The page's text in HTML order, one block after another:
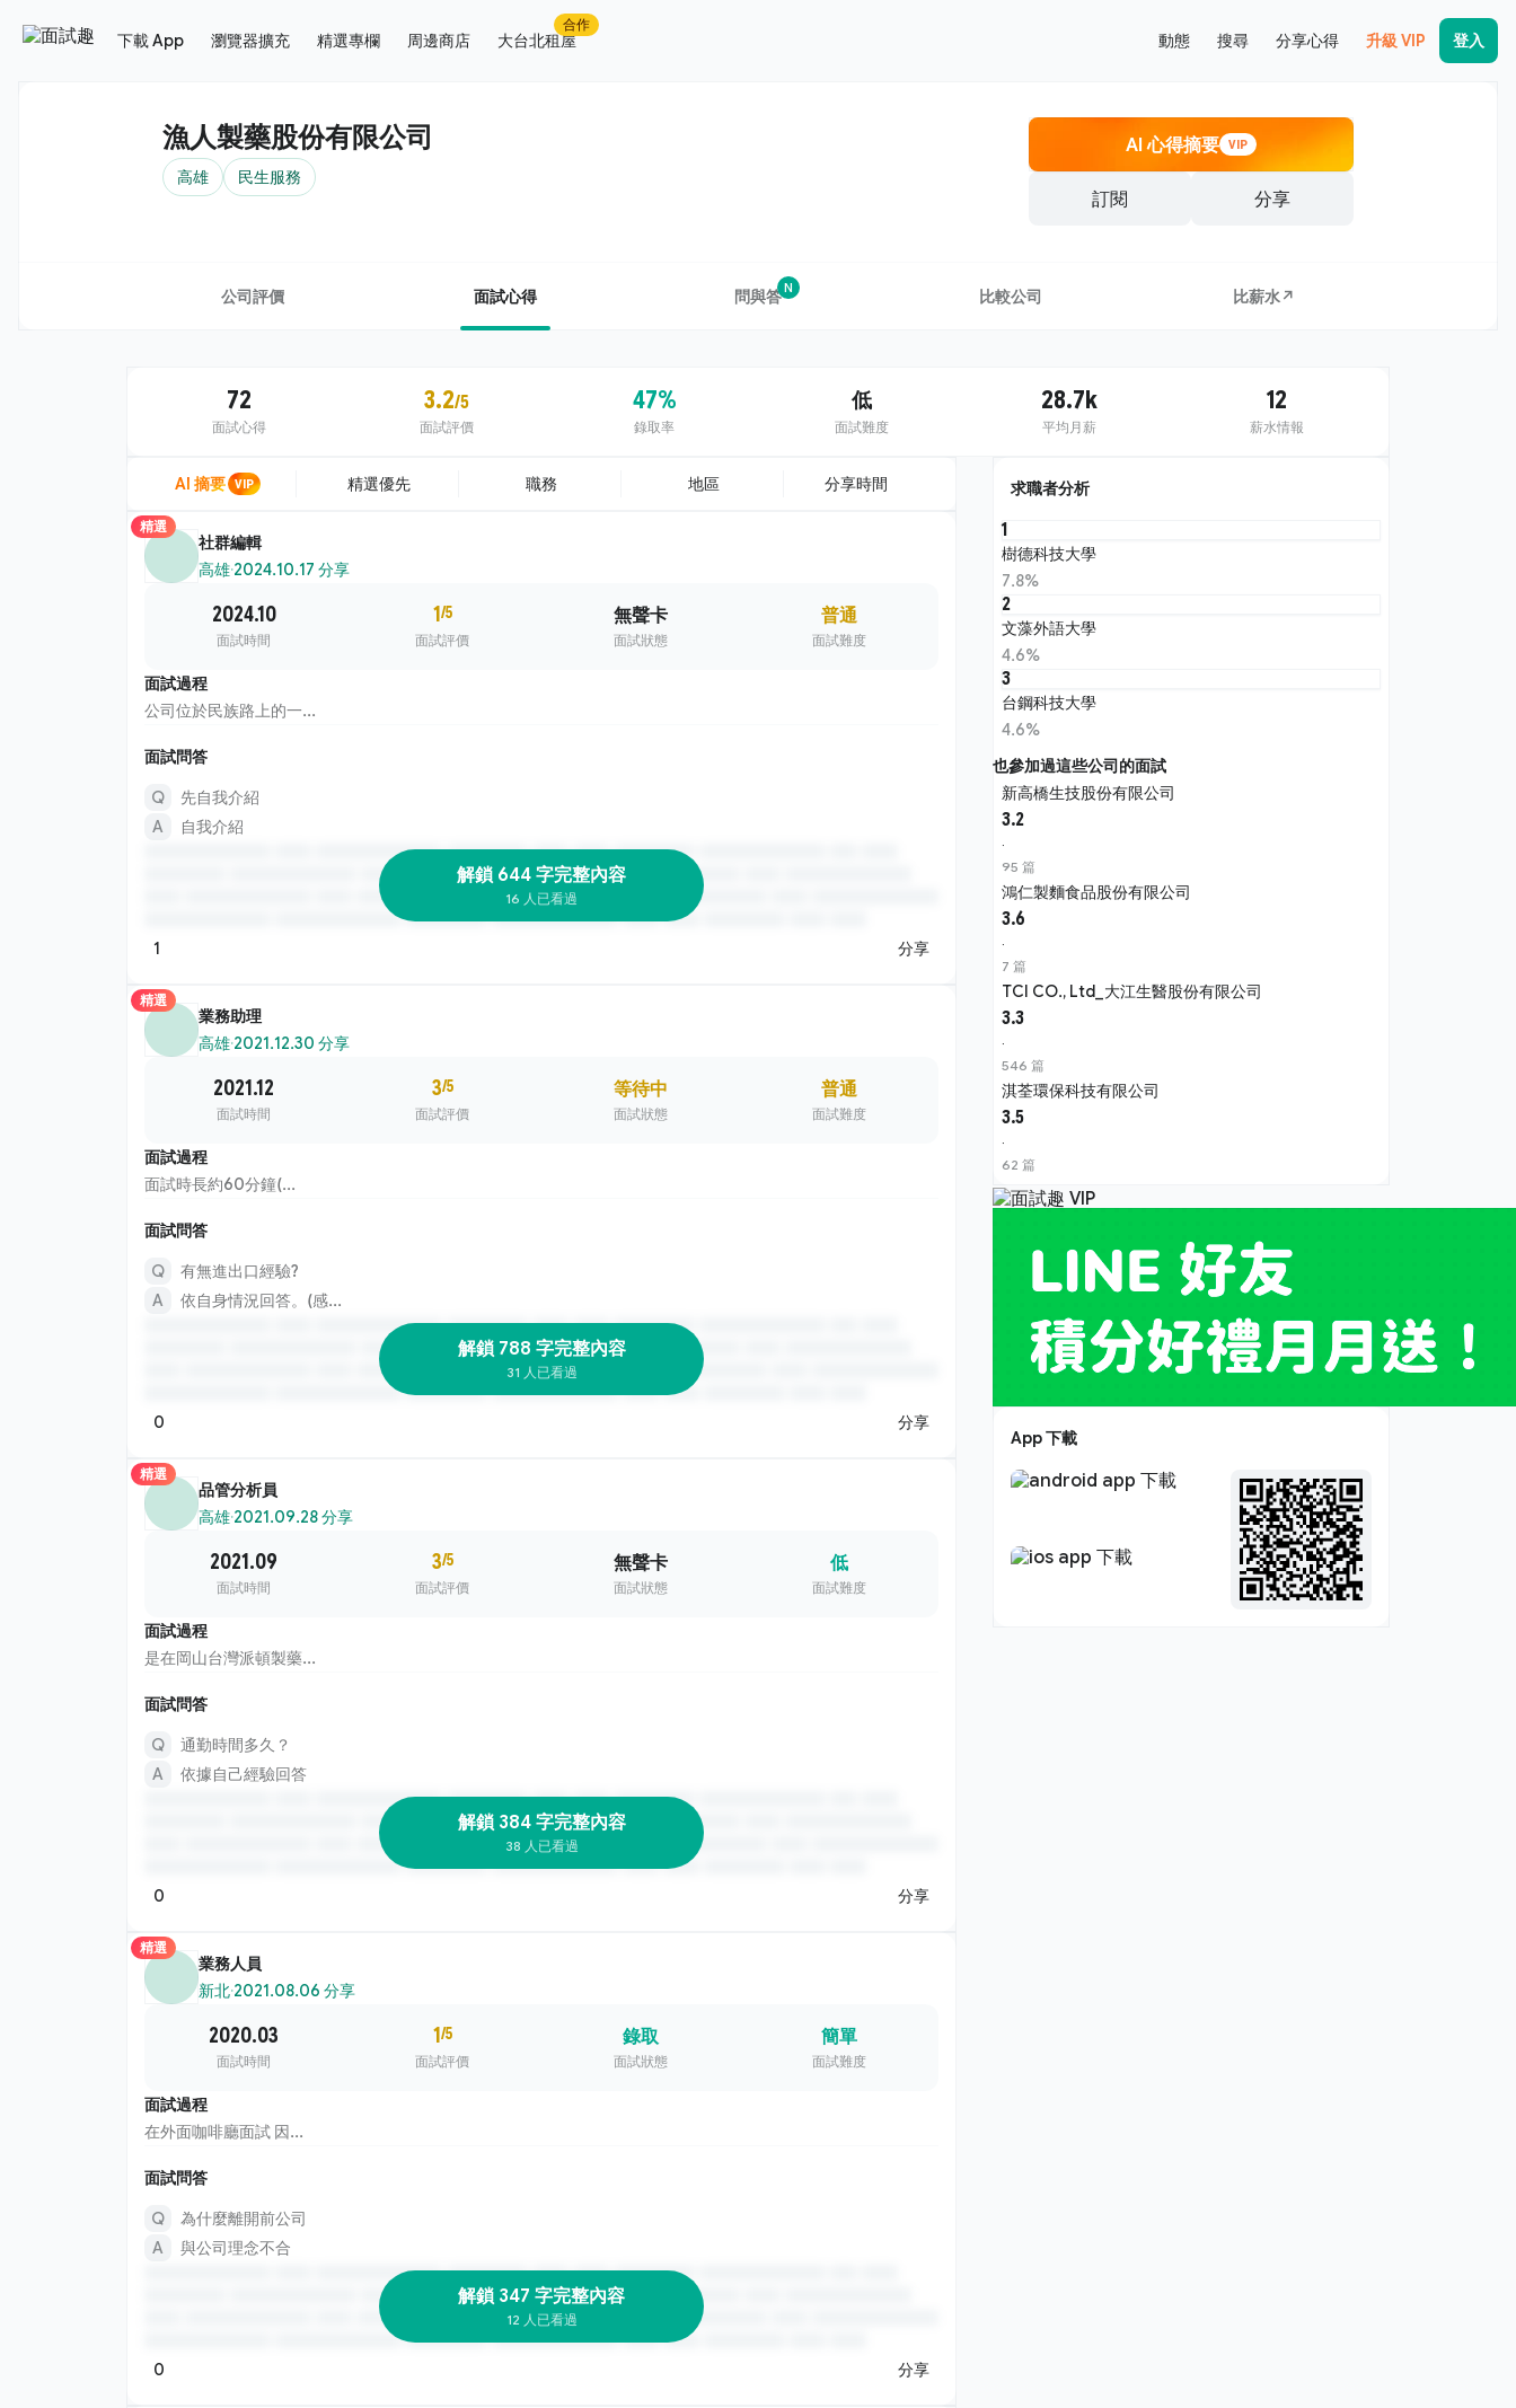
下載 App 瀏覽器擴充 精選專欄 周邊商店 大台北租屋
合作
動態 搜尋 分享心得 升級 VIP 登入
漁人製藥股份有限公司
高雄 民生服務
AI 心得摘要 VIP
訂閱 分享
公司評價 面試心得 問與答N 比較公司 比薪水↗
72
面試心得
3.2/5
面試評價
47%
錄取率
低
面試難度
28.7k
平均月薪
12
薪水情報
AI 摘要 VIP 職務 地區
精選
社群編輯
高雄·2024.10.17 分享
2024.10
面試時間
1/5
面試評價
無聲卡
面試狀態
普通
面試難度
面試過程
公司位於民族路上的一...
面試問答
先自我介紹
自我介紹
解鎖 644 字完整內容
16 人已看過
1 分享
精選
業務助理
高雄·2021.12.30 分享
2021.12
面試時間
3/5
面試評價
等待中
面試狀態
普通
面試難度
面試過程
面試時長約60分鐘(...
面試問答
有無進出口經驗?
依自身情況回答。(感...
解鎖 788 字完整內容
31 人已看過
0 分享
精選
品管分析員
高雄·2021.09.28 分享
2021.09
面試時間
3/5
面試評價
無聲卡
面試狀態
低
面試難度
面試過程
是在岡山台灣派頓製藥...
面試問答
通勤時間多久？
依據自己經驗回答
解鎖 384 字完整內容
38 人已看過
0 分享
精選
業務人員
新北·2021.08.06 分享
2020.03
面試時間
1/5
面試評價
錄取
面試狀態
簡單
面試難度
面試過程
在外面咖啡廳面試 因...
面試問答
為什麼離開前公司
與公司理念不合
解鎖 347 字完整內容
12 人已看過
0 分享
求職者分析
1
樹德科技大學
7.8%
2
文藻外語大學
4.6%
3
台鋼科技大學
4.6%
也參加過這些公司的面試
新高橋生技股份有限公司
3.2
·
95 篇
鴻仁製麵食品股份有限公司
3.6
·
7 篇
TCI CO., Ltd_大江生醫股份有限公司
3.3
·
546 篇
淇荃環保科技有限公司
3.5
·
62 篇
App 下載